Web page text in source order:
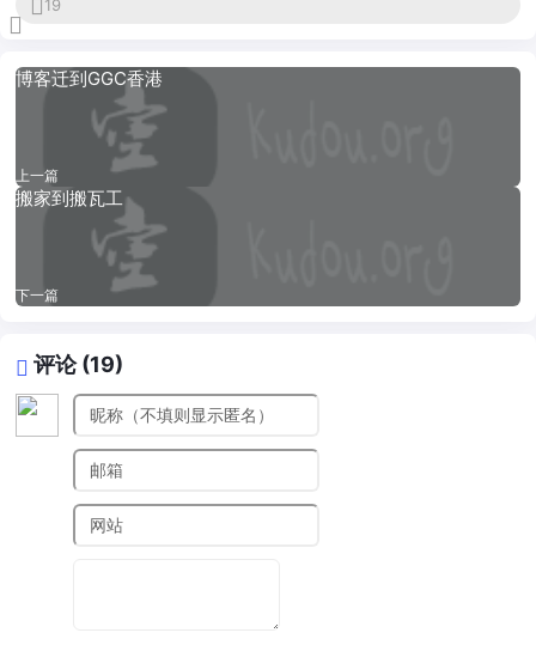
19
博客迁到GGC香港
上一篇
搬家到搬瓦工
下一篇
评论 (19)